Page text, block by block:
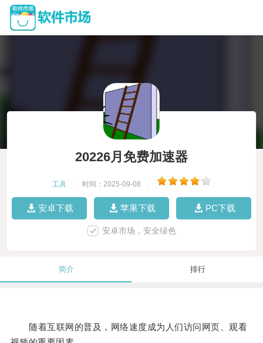
20226月免费加速器
工具 时间：2025-09-08
安卓下载 苹果下载 PC下载
安卓市场，安全绿色
简介 排行
随着互联网的普及，网络速度成为人们访问网页、观看